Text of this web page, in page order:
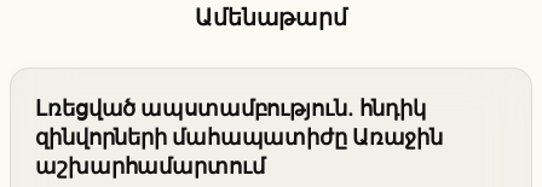
Ամենաթարմ
Լռեցված ապստամբություն. հնդիկ
զինվորների մահապատիժը Առաջին
աշխարհամարտում